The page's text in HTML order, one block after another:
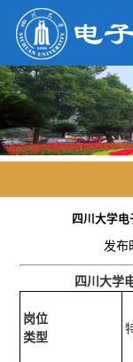
四川大学
发布
四川大学
岗位
类型